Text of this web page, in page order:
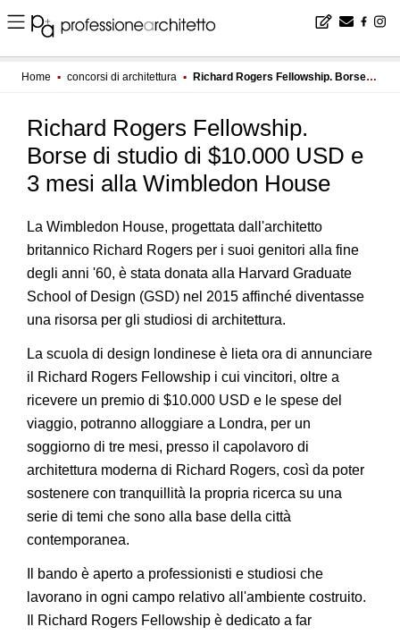
Home ▪ concorsi di architettura ▪ Richard Rogers Fellowship. Borse di studio di $10.000 USD e 3 mesi alla Wimbledon House
Richard Rogers Fellowship.
Borse di studio di $10.000 USD e
3 mesi alla Wimbledon House
La Wimbledon House, progettata dall'architetto
britannico Richard Rogers per i suoi genitori alla fine
degli anni '60, è stata donata alla Harvard Graduate
School of Design (GSD) nel 2015 affinché diventasse
una risorsa per gli studiosi di architettura.
La scuola di design londinese è lieta ora di annunciare
il Richard Rogers Fellowship i cui vincitori, oltre a
ricevere un premio di $10.000 USD e le spese del
viaggio, potranno alloggiare a Londra, per un
soggiorno di tre mesi, presso il capolavoro di
architettura moderna di Richard Rogers, così da poter
sostenere con tranquillità la propria ricerca su una
serie di temi che sono alla base della città
contemporanea.
Il bando è aperto a professionisti e studiosi che
lavorano in ogni campo relativo all'ambiente costruito.
Il Richard Rogers Fellowship è dedicato a far